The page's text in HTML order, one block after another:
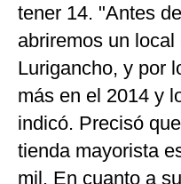
tener 14. "Antes
abriremos un
Lurigancho, y por
más en el 2014 y
indicó. Precisó
tienda mayorista
mil. En cuanto a